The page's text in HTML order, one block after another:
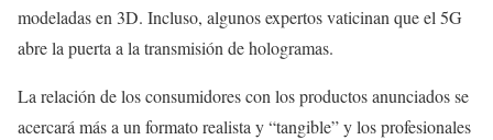
modeladas en 3D. Incluso, algunos expertos vaticinan que el 5G
abre la puerta a la transmisión de hologramas.
La relación de los consumidores con los productos anunciados se
acercará más a un formato realista y “tangible” y los profesionales